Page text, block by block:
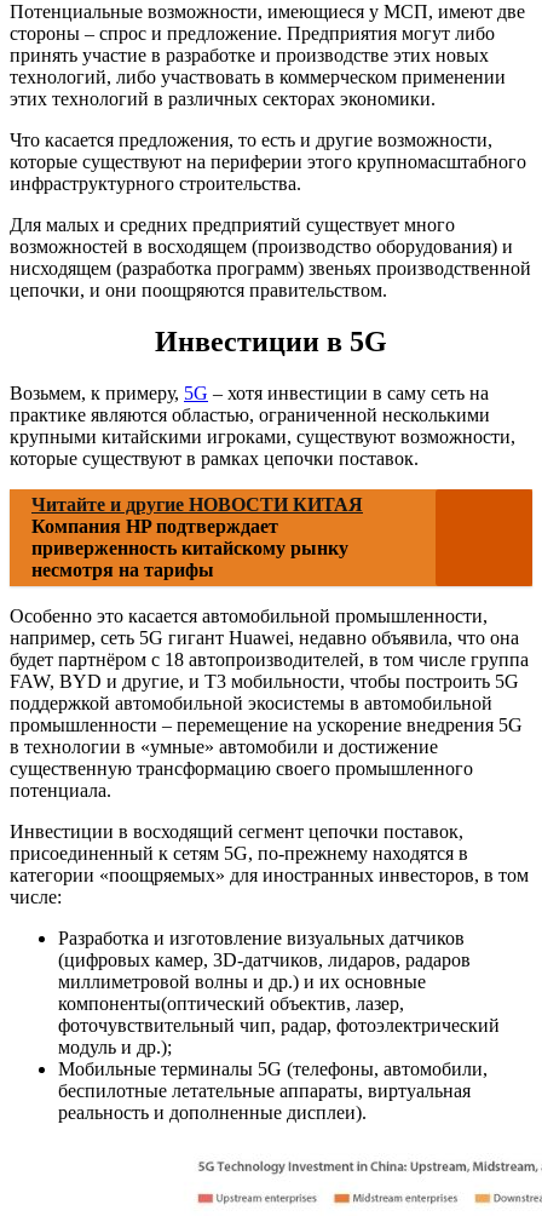
Потенциальные возможности, имеющиеся у МСП, имеют две
стороны – спрос и предложение. Предприятия могут либо
принять участие в разработке и производстве этих новых
технологий, либо участвовать в коммерческом применении
этих технологий в различных секторах экономики.
Что касается предложения, то есть и другие возможности,
которые существуют на периферии этого крупномасштабного
инфраструктурного строительства.
Для малых и средних предприятий существует много
возможностей в восходящем (производство оборудования) и
нисходящем (разработка программ) звеньях производственной
цепочки, и они поощряются правительством.
Инвестиции в 5G
Возьмем, к примеру, 5G – хотя инвестиции в саму сеть на
практике являются областью, ограниченной несколькими
крупными китайскими игроками, существуют возможности,
которые существуют в рамках цепочки поставок.
Читайте и другие НОВОСТИ КИТАЯ
Компания HP подтверждает
приверженность китайскому рынку
несмотря на тарифы
Особенно это касается автомобильной промышленности,
например, сеть 5G гигант Huawei, недавно объявила, что она
будет партнёром с 18 автопроизводителей, в том числе группа
FAW, BYD и другие, и Т3 мобильности, чтобы построить 5G
поддержкой автомобильной экосистемы в автомобильной
промышленности – перемещение на ускорение внедрения 5G
в технологии в «умные» автомобили и достижение
существенную трансформацию своего промышленного
потенциала.
Инвестиции в восходящий сегмент цепочки поставок,
присоединенный к сетям 5G, по-прежнему находятся в
категории «поощряемых» для иностранных инвесторов, в том
числе:
Разработка и изготовление визуальных датчиков
(цифровых камер, 3D-датчиков, лидаров, радаров
миллиметровой волны и др.) и их основные
компоненты(оптический объектив, лазер,
фоточувствительный чип, радар, фотоэлектрический
модуль и др.);
Мобильные терминалы 5G (телефоны, автомобили,
беспилотные летательные аппараты, виртуальная
реальность и дополненные дисплеи).